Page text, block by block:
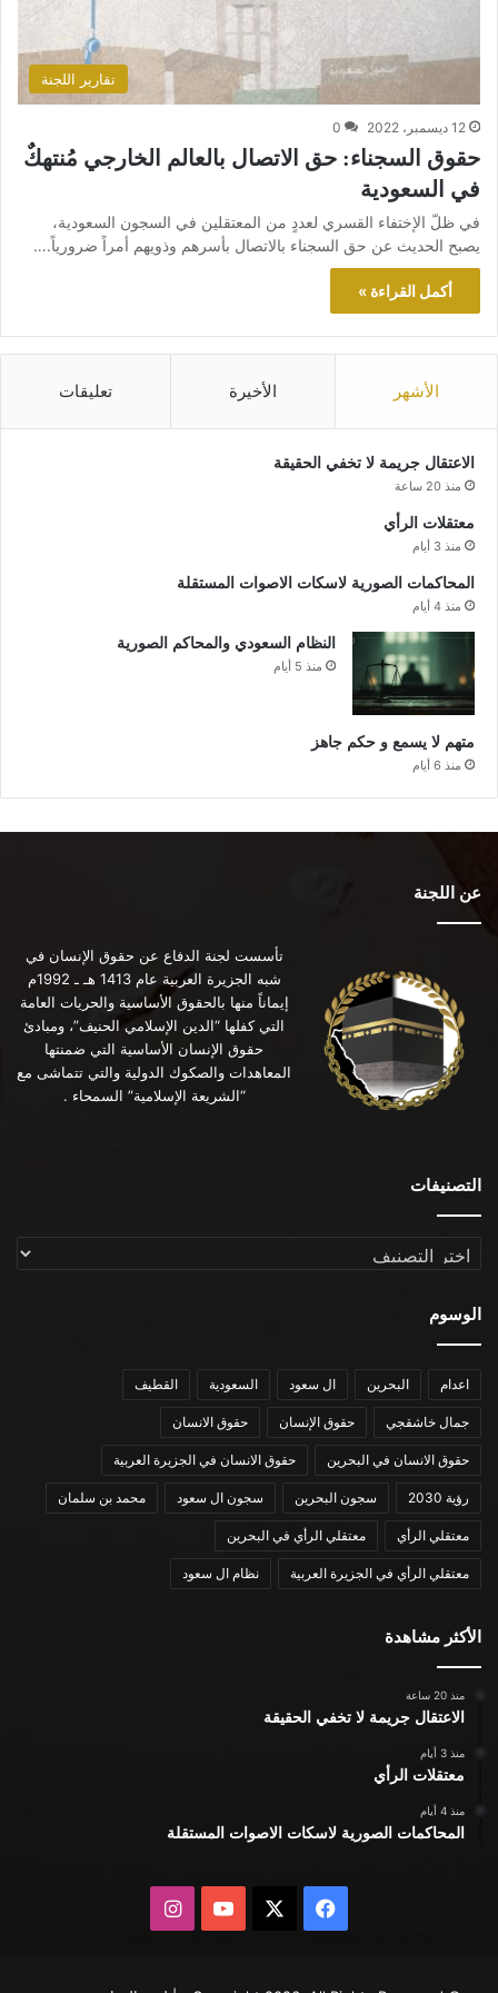
تقارير اللجنة
12 ديسمبر، 2022 0
حقوق السجناء: حق الاتصال بالعالم الخارجي مُنتهكٌ
في السعودية
في ظلّ الإختفاء القسري لعددٍ من المعتقلين في السجون السعودية،
يصبح الحديث عن حق السجناء بالاتصال بأسرهم وذويهم أمراً ضرورياً.…
أكمل القراءة »
الأشهر الأخيرة تعليقات
الاعتقال جريمة لا تخفي الحقيقة
منذ 20 ساعة
معتقلات الرأي
منذ 3 أيام
المحاكمات الصورية لاسكات الاصوات المستقلة
منذ 4 أيام
النظام السعودي والمحاكم الصورية
منذ 5 أيام
متهم لا يسمع و حكم جاهز
منذ 6 أيام
عن اللجنة
تأسست لجنة الدفاع عن حقوق الإنسان في
شبه الجزيرة العربية عام 1413 هـ ـ 1992م
إيماناً منها بالحقوق الأساسية والحريات العامة
التي كفلها “الدين الإسلامي الحنيف”، ومبادئ
حقوق الإنسان الأساسية التي ضمنتها
المعاهدات والصكوك الدولية والتي تتماشى مع
“الشريعة الإسلامية” السمحاء .
التصنيفات
التصنيفات
الوسوم
اعدام البحرين ال سعود السعودية القطيف
جمال خاشقجي حقوق الإنسان حقوق الانسان
حقوق الانسان في البحرين حقوق الانسان في الجزيرة العربية
رؤية 2030 سجون البحرين سجون ال سعود محمد بن سلمان
معتقلي الرأي معتقلي الرأي في البحرين
معتقلي الرأي في الجزيرة العربية نظام ال سعود
الأكثر مشاهدة
منذ 20 ساعة
الاعتقال جريمة لا تخفي الحقيقة
منذ 3 أيام
معتقلات الرأي
منذ 4 أيام
المحاكمات الصورية لاسكات الاصوات المستقلة
فيسبوك يوتيوبانستقرام